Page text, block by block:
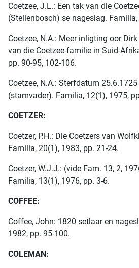
Coetzee, J.L.: Een tak van die
(Stellenbosch) se nageslag.
Coetzee, N.A.: Meer inligting oor
van die Coetzee-familie in Suid-
pp. 90-95, 102-106.
Coetzee, N.A.: Sterfdatum
(stamvader). Familia, 12(1), 1975,
COETZER:
Coetzer, P.H.: Die Coetzers van
Familia, 20(1), 1983, pp. 21-24.
Coetzer, W.J.J.: (vide Fam. 13, 2,
Familia, 13(1), 1976, pp. 3-6.
COFFEE:
Coffee, John: 1820 setlaar en
1982, pp. 95-100.
COLEMAN: